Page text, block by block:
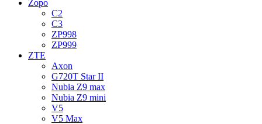
Zopo
C2
C3
ZP998
ZP999
ZTE
Axon
G720T Star II
Nubia Z9 max
Nubia Z9 mini
V5
V5 Max